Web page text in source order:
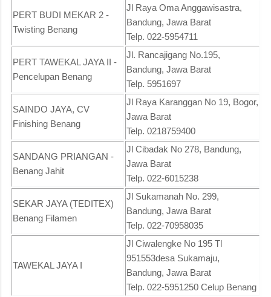
PERT BUDI MEKAR 2 -
Twisting Benang
Jl Raya Oma Anggawisastra,
Bandung, Jawa Barat
Telp. 022-5954711
PERT TAWEKAL JAYA II -
Pencelupan Benang
Jl. Rancajigang No.195,
Bandung, Jawa Barat
Telp. 5951697
SAINDO JAYA, CV
Finishing Benang
Jl Raya Karanggan No 19, Bogor,
Jawa Barat
Telp. 0218759400
SANDANG PRIANGAN -
Benang Jahit
Jl Cibadak No 278, Bandung,
Jawa Barat
Telp. 022-6015238
SEKAR JAYA (TEDITEX)
Benang Filamen
Jl Sukamanah No. 299,
Bandung, Jawa Barat
Telp. 022-70958035
TAWEKAL JAYA I
Jl Ciwalengke No 195 Tl
951553desa Sukamaju,
Bandung, Jawa Barat
Telp. 022-5951250 Celup Benang